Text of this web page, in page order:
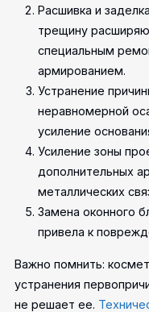
Расшивка и
трещину
специальным
армированием.
Устранение
неравномерной
усиление
Усиление зоны
дополнительных
металлических
Замена оконного
привела к
Важно помнить:
устранения
не решает ее.